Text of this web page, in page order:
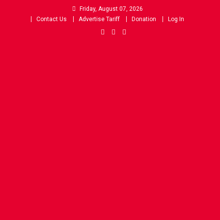
Friday, August 07, 2026
Contact Us
Advertise Tariff Donation Log In